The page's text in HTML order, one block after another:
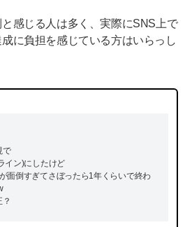
感じる人は多く、実際にSNS上で
に負担を感じている方はいらっし
で
イン)にしたけど
面倒すぎてさぼったら1年くらいで終わ